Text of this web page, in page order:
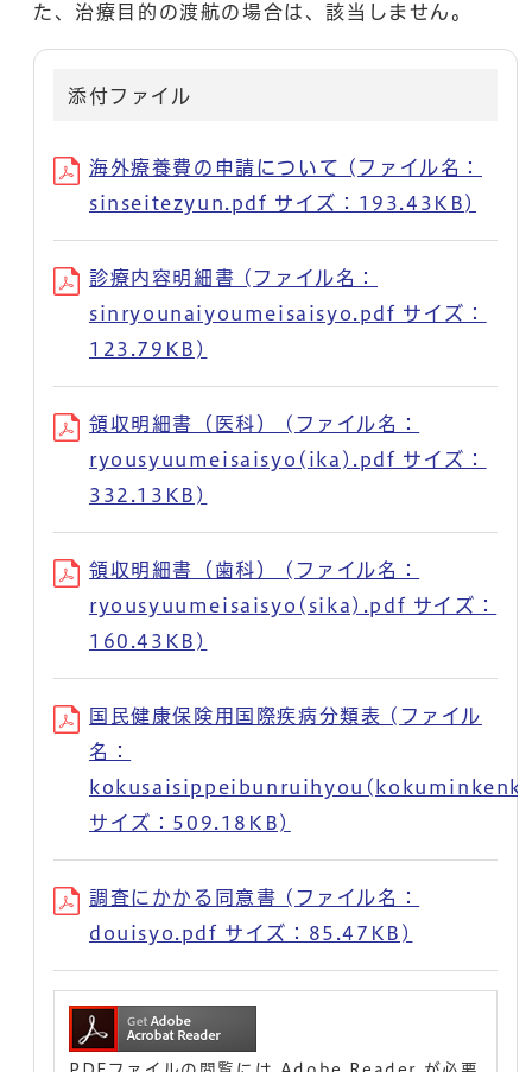
た、治療目的の渡航の場合は、該当しません。
添付ファイル
海外療養費の申請について (ファイル名：
sinseitezyun.pdf サイズ：193.43KB)
診療内容明細書 (ファイル名：
sinryounaiyoumeisaisyo.pdf サイズ：
123.79KB)
領収明細書（医科） (ファイル名：
ryousyuumeisaisyo(ika).pdf サイズ：
332.13KB)
領収明細書（歯科） (ファイル名：
ryousyuumeisaisyo(sika).pdf サイズ：
160.43KB)
国民健康保険用国際疾病分類表 (ファイル
名：
サイズ：509.18KB)
調査にかかる同意書 (ファイル名：
douisyo.pdf サイズ：85.47KB)